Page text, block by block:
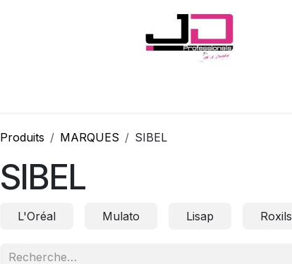
Produits MARQUES SIBEL
SIBEL
L'Oréal Mulato Lisap Roxils